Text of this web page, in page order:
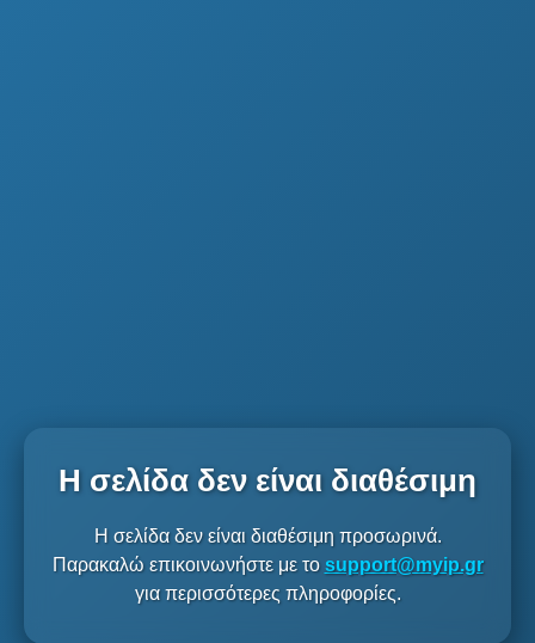
Η σελίδα δεν είναι διαθέσιμη
Η σελίδα δεν είναι διαθέσιμη προσωρινά.
Παρακαλώ επικοινωνήστε με το support@myip.gr
για περισσότερες πληροφορίες.